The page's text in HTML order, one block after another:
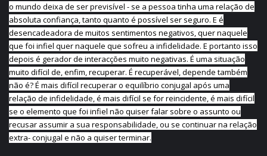
o mundo deixa de ser previsível - se a pessoa tinha uma relação de
absoluta confiança, tanto quanto é possível ser seguro. E é
desencadeadora de muitos sentimentos negativos, quer naquele
que foi infiel quer naquele que sofreu a infidelidade. E portanto isso
depois é gerador de interacções muito negativas. É uma situação
muito difícil de, enfim, recuperar. É recuperável, depende também
não é? É mais difícil recuperar o equilíbrio conjugal após uma
relação de infidelidade, é mais difícil se for reincidente, é mais difícil
se o elemento que foi infiel não quiser falar sobre o assunto ou
recusar assumir a sua responsabilidade, ou se continuar na relação
extra- conjugal e não a quiser terminar.